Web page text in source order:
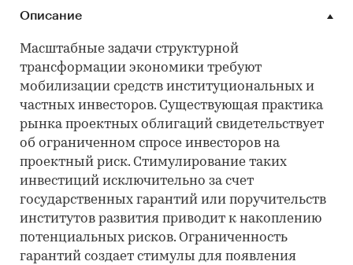
Описание
Масштабные задачи структурной
трансформации экономики требуют
мобилизации средств институциональных и
частных инвесторов. Существующая практика
рынка проектных облигаций свидетельствует
об ограниченном спросе инвесторов на
проектный риск. Стимулирование таких
инвестиций исключительно за счет
государственных гарантий или поручительств
институтов развития приводит к накоплению
потенциальных рисков. Ограниченность
гарантий создает стимулы для появления